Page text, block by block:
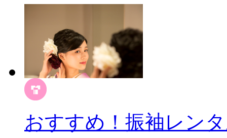
おすすめ！振袖レン